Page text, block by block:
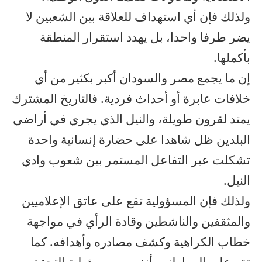
ولذلك فإن أي استهداف للعلاقة بين الشعبين لا
يضر طرفا واحدا، بل يهدد استقرار المنطقة
بأكملها.
إن ما يجمع مصر والسودان أكبر بكثير من أي
خلافات عابرة أو أحداث فردية. فالتاريخ المشترك
يمتد لقرون طويلة، والنيل الذي يجري في أراضي
البلدين ظل شاهدا على حضارة إنسانية واحدة
تشكلت عبر التفاعل المستمر بين شعوب وادي
النيل.
ولذلك فإن المسؤولية تقع على عاتق الإعلاميين
والمثقفين والناشطين وقادة الرأي في مواجهة
خطاب الكراهية وكشف مصادره وأهدافه. كما